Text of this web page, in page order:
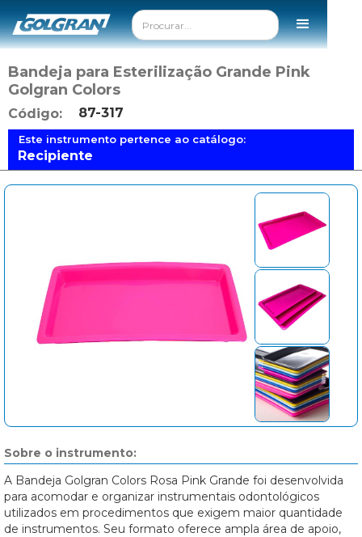
Bandeja para Esterilização Grande Pink
Golgran Colors
Código: 87-317
Este instrumento pertence ao catálogo:
Recipiente
Sobre o instrumento:
A Bandeja Golgran Colors Rosa Pink Grande foi desenvolvida
para acomodar e organizar instrumentais odontológicos
utilizados em procedimentos que exigem maior quantidade
de instrumentos. Seu formato oferece ampla área de apoio,